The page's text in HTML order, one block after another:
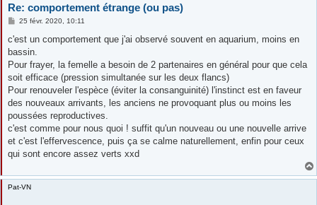
Re: comportement étrange (ou pas)
M
s
a
g
25 févr. 2020, 10:11
c'est un comportement que j'ai observé souvent en aquarium, moins en
bassin.
Pour frayer, la femelle a besoin de 2 partenaires en général pour que cela
soit efficace (pression simultanée sur les deux flancs)
Pour renouveler l'espèce (éviter la consanguinité) l'instinct est en faveur
des nouveaux arrivants, les anciens ne provoquant plus ou moins les
poussées reproductives.
c'est comme pour nous quoi ! suffit qu'un nouveau ou une nouvelle arrive
et c'est l'effervescence, puis ça se calme naturellement, enfin pour ceux
qui sont encore assez verts xxd
Pat-VN